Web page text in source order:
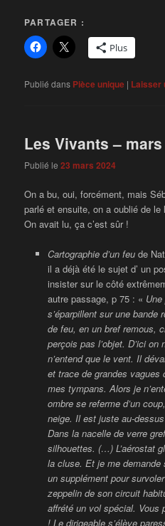
PARTAGER :
Plus
Publié dans Pièce unique | Laisser
Les Vivants – mars
Publié le23 mars 2024
On a bu, oui, forcément, mais
parlé et ensuite, on a oublié de
On avait lu, ça c’est sûr !
Cartographie d’un feude
il a déjà été le sujet d’ un
insister sur le côté
autre passage, p 75 : «
s’éparpillent sur une bande
de feu, en un bref remous,
perçois pas l’objet. D’ici on
n’entend que le vent. Il
et trace de grandes vagues
mes tympans. Alors je
ombre se referme d’un
neige. Il est juste au-
Dans la nacelle de verre
silhouettes. (…) L’aérostat
la cluse. Et je me
un supplément pour
zeppelin de son circuit
affrété un vol spécial. Vous
! Le dirigeable s’élève